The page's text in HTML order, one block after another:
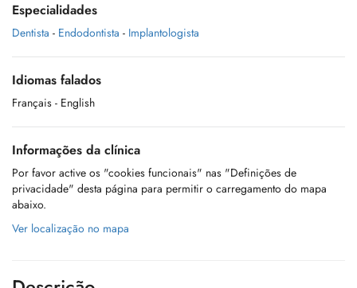
Especialidades
Dentista - Endodontista - Implantologista
Idiomas falados
Français - English
Informações da clínica
Por favor active os "cookies funcionais" nas "Definições de
privacidade" desta página para permitir o carregamento do mapa
abaixo.
Ver localização no mapa